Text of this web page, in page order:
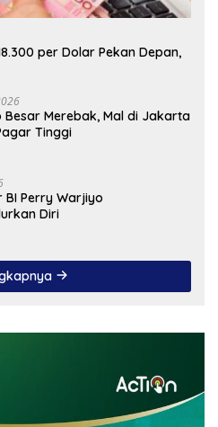
per Dolar Pekan Depan,
Besar Merebak, Mal di Jakarta
Tinggi
BI Perry Warjiyo
Diri